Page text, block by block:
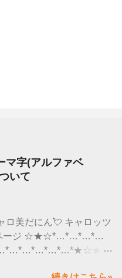
マ字(アルファベ
いて
ロ美だにん💘 キャロッツ
ページ ☆★☆*…*…*…*…